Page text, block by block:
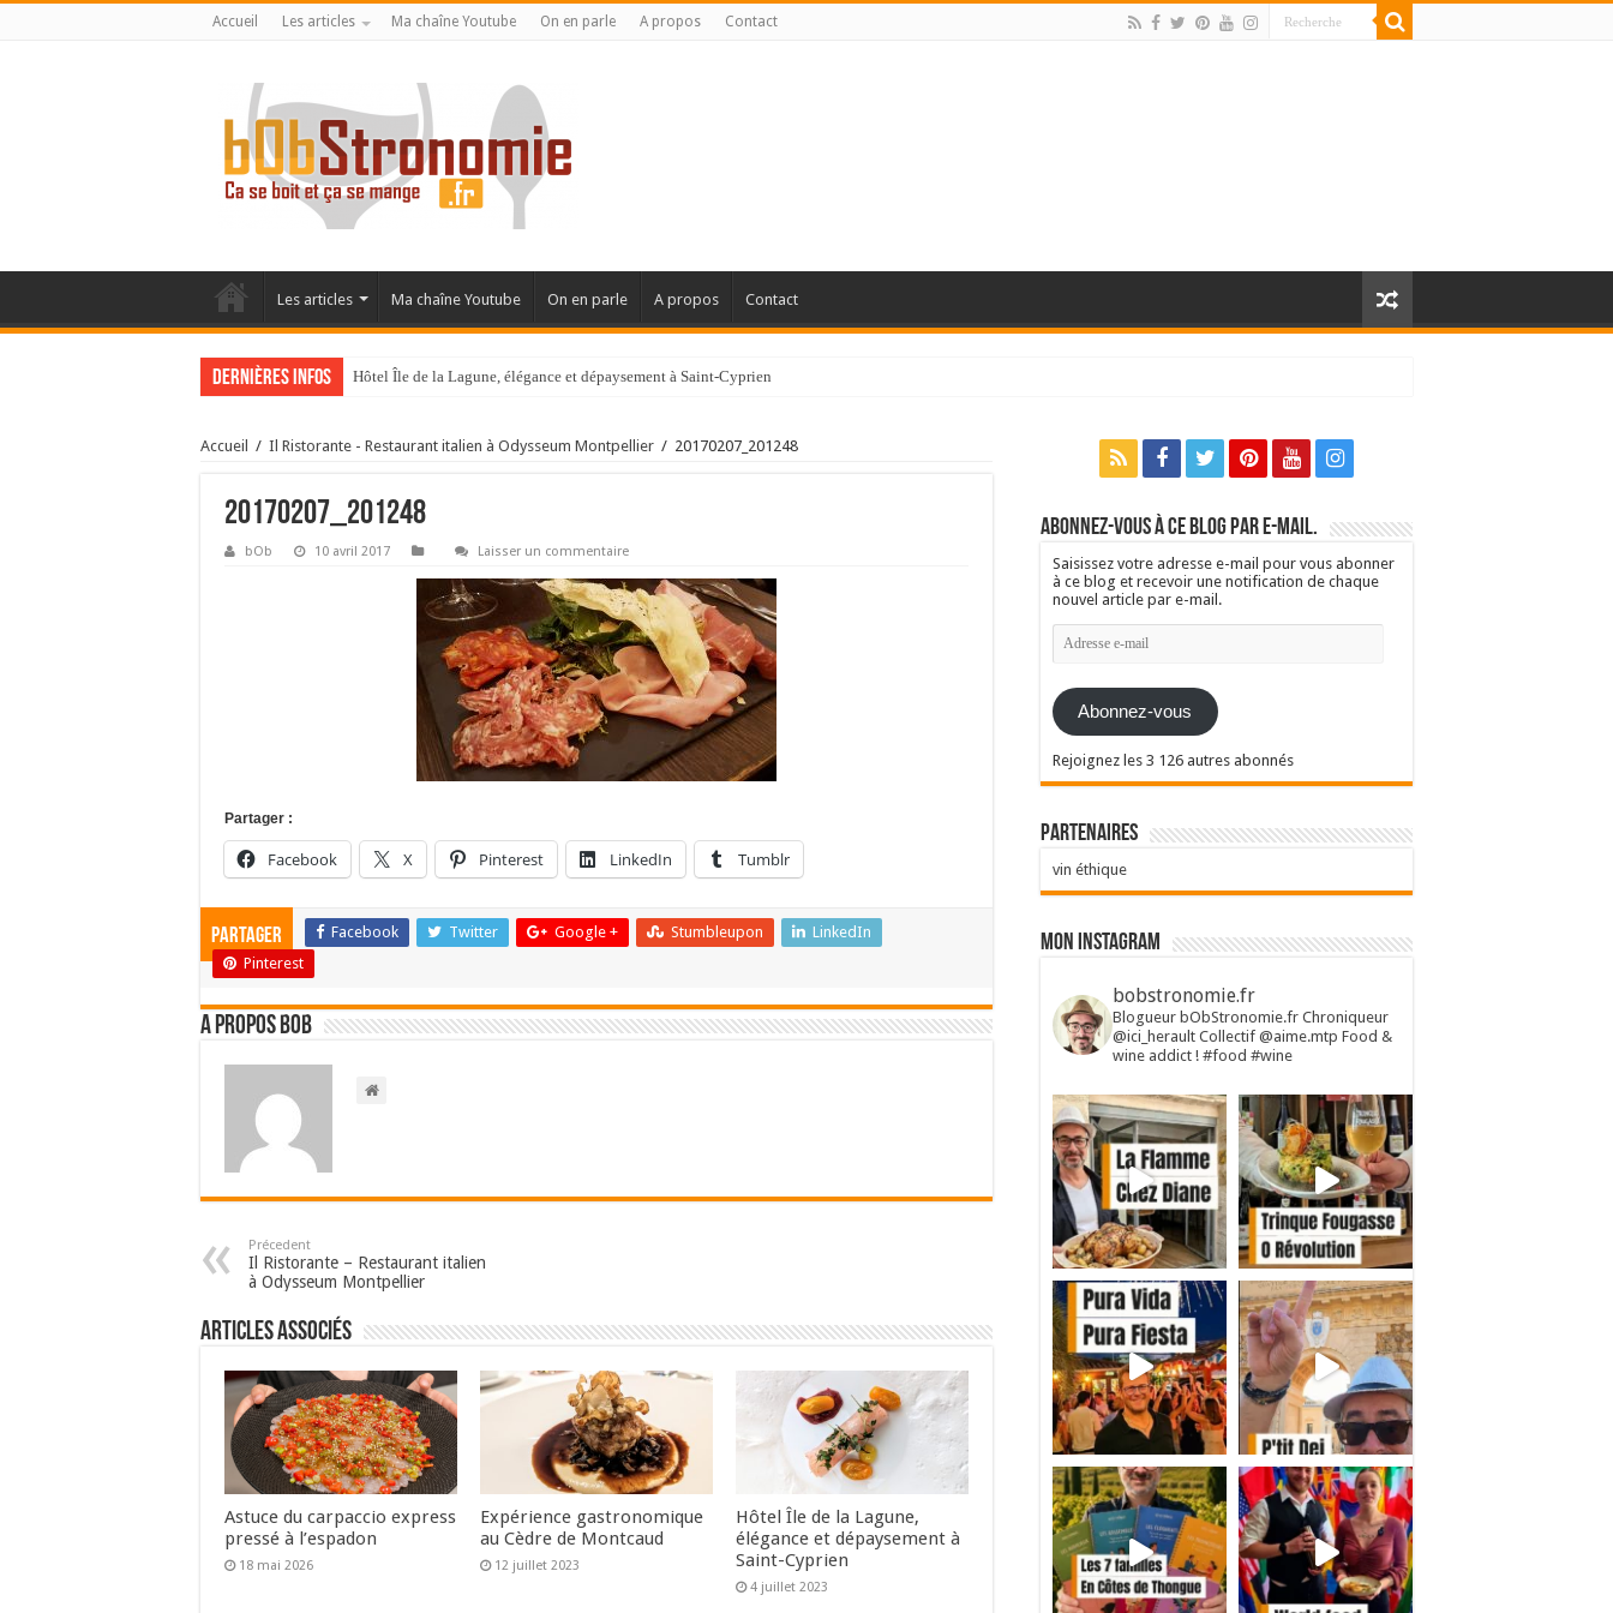
Accueil Les articles Ma chaîne Youtube On en parle A propos Contact
Les articles Ma chaîne Youtube On en parle A propos Contact
Dernières infos Hôtel Île de la Lagune, élégance et dépaysement à Saint-Cyprien
La Villa Duflot, pépite perpignanaise
Accueil / Il Ristorante - Restaurant italien à Odysseum Montpellier / 20170207_201248
20170207_201248
bOb 10 avril 2017 Laisser un commentaire
Partager :
Facebook X Pinterest LinkedIn Tumblr
Partager Facebook Twitter Google + Stumbleupon
LinkedIn
Pinterest
A propos bOb
Précedent
Il Ristorante – Restaurant italien
à Odysseum Montpellier
Articles associés
Astuce du carpaccio express
pressé à l’espadon
18 mai 2026
Expérience gastronomique
au Cèdre de Montcaud
12 juillet 2023
Hôtel Île de la Lagune,
élégance et dépaysement à
Saint-Cyprien
4 juillet 2023
Abonnez-vous à ce blog par e-mail.
Saisissez votre adresse e-mail pour vous abonner
à ce blog et recevoir une notification de chaque
nouvel article par e-mail.
Adresse
e-
Abonnez-vous
Rejoignez les 3 126 autres abonnés
Partenaires
vin éthique
Mon Instagram
bobstronomie.fr
Blogueur bObStronomie.fr Chroniqueur
@ici_herault Collectif @aime.mtp Food &
wine addict ! #food #wine